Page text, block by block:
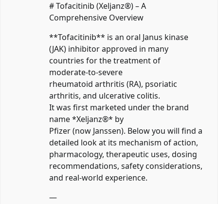
# Tofacitinib (Xeljanz®) – A
Comprehensive Overview
**Tofacitinib** is an oral Janus kinase
(JAK) inhibitor approved in many
countries for the treatment of
moderate‑to‑severe
rheumatoid arthritis (RA), psoriatic
arthritis, and ulcerative colitis.
It was first marketed under the brand
name *Xeljanz®* by
Pfizer (now Janssen). Below you will find a
detailed look at its mechanism of action,
pharmacology, therapeutic uses, dosing
recommendations, safety considerations,
and real‑world experience.
—